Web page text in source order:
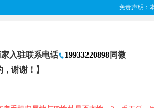
免责声明：本
入驻联系电话 19933220898同微
谢谢！】